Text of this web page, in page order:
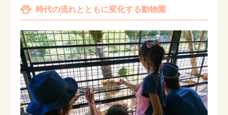
時代の流れとともに変化する動物園